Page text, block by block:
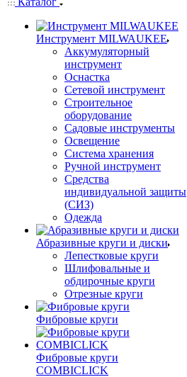
Инструмент MILWAUKEE
Аккумуляторный
инструмент
Оснастка
Сетевой инструмент
Строительное
оборудование
Садовые инструменты
Освещение
Система хранения
Ручной инструмент
Средства
индивидуальной защиты
(СИЗ)
Одежда
Абразивные круги и диски
Лепестковые круги
Шлифовальные и
обдирочные круги
Отрезные круги
Фибровые круги
Фибровые круги
COMBICLICK